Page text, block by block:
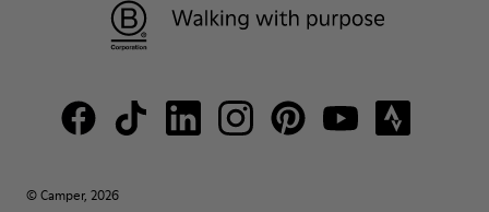
© Camper, 2026